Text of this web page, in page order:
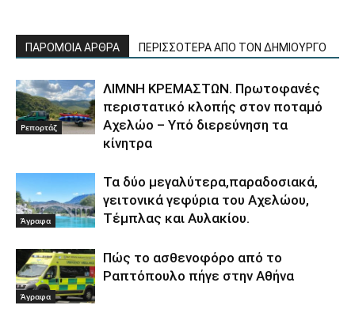
ΠΑΡΟΜΟΙΑ ΑΡΘΡΑ ΠΕΡΙΣΣΟΤΕΡΑ ΑΠΟ ΤΟΝ ΔΗΜΙΟΥΡΓΟ
Ρεπορτάζ
ΛΙΜΝΗ ΚΡΕΜΑΣΤΩΝ. Πρωτοφανές
περιστατικό κλοπής στον ποταμό
Αχελώο – Υπό διερεύνηση τα
κίνητρα
Άγραφα
Τα δύο μεγαλύτερα,παραδοσιακά,
γειτονικά γεφύρια του Αχελώου,
Τέμπλας και Αυλακίου.
Άγραφα
Πώς το ασθενοφόρο από το
Ραπτόπουλο πήγε στην Αθήνα